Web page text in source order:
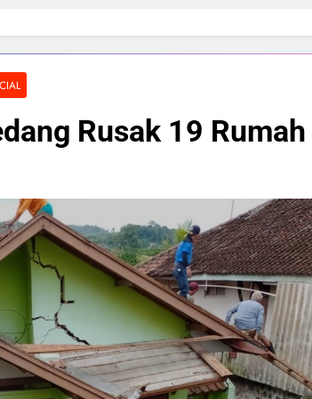
Rusak 19 Rumah